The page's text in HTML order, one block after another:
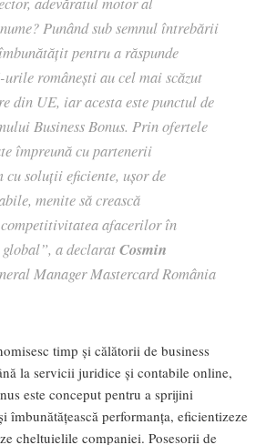
Punând sub semnul întrebării
pentru a răspunde
românești au cel mai scăzut
din UE, iar acesta este punctul de
Business Bonus. Prin ofertele
împreună cu partenerii
cu soluții eficiente, ușor de
menite să crească
afacerilor în
a declaratCosmin
Manager Mastercard România
timp și călătorii de business
la servicii juridice și contabile online,
este conceput pentru a sprijini
îmbunătățească performanța, eficientizeze
cheltuielile companiei. Posesorii de